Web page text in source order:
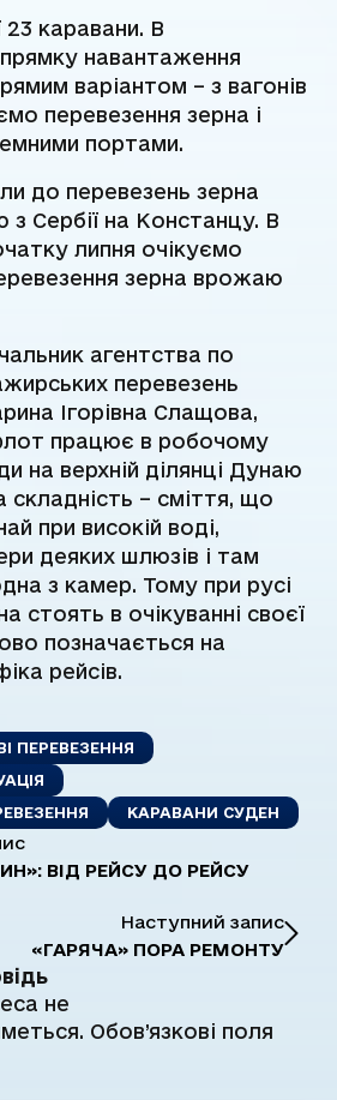
23 каравани. В
навантаження
варіантом – з вагонів
перевезення зерна і
портами.
до перевезень зерна
Сербії на Констанцу. В
липня очікуємо
зерна врожаю
агентства по
перевезень
Ігорівна Слащова,
працює в робочому
на верхній ділянці Дунаю
складність – сміття, що
при високій воді,
деяких шлюзів і там
з камер. Тому при русі
стоять в очікуванні своєї
позначається на
рейсів.
ПЕРЕВЕЗЕННЯ
КАРАВАНИ СУДЕН
ВІД РЕЙСУ ДО РЕЙСУ
Наступний запис
«ГАРЯЧА» ПОРА РЕМОНТУ
не
Обов’язкові поля